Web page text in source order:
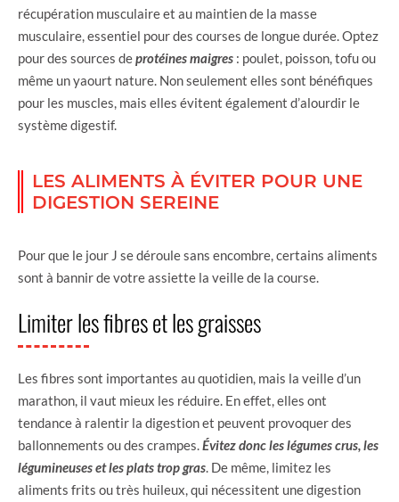
récupération musculaire et au maintien de la masse
musculaire, essentiel pour des courses de longue durée. Optez
pour des sources deprotéines maigres : poulet, poisson, tofu ou
même un yaourt nature. Non seulement elles sont bénéfiques
pour les muscles, mais elles évitent également d’alourdir le
système digestif.
LES ALIMENTS À ÉVITER POUR UNE
DIGESTION SEREINE
Pour que le jour J se déroule sans encombre, certains aliments
sont à bannir de votre assiette la veille de la course.
Limiter les fibres et les graisses
Les fibres sont importantes au quotidien, mais la veille d’un
marathon, il vaut mieux les réduire. En effet, elles ont
tendance à ralentir la digestion et peuvent provoquer des
ballonnements ou des crampes. Évitez donc les légumes crus, les
légumineuses et les plats trop gras . De même, limitez les
aliments frits ou très huileux, qui nécessitent une digestion